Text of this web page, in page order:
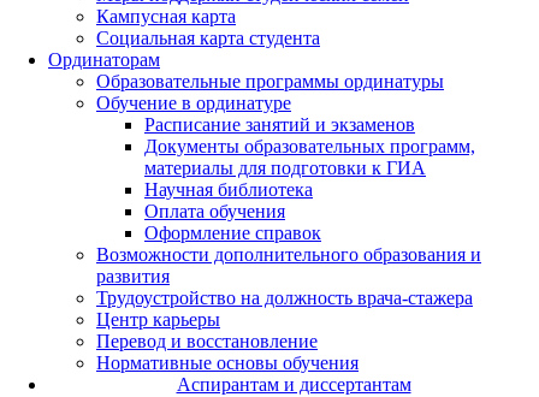
Кампусная карта
Социальная карта студента
Ординаторам
Образовательные программы ординатуры
Обучение в ординатуре
Расписание занятий и экзаменов
Документы образовательных программ,
материалы для подготовки к ГИА
Научная библиотека
Оплата обучения
Оформление справок
Возможности дополнительного образования и
развития
Трудоустройство на должность врача-стажера
Центр карьеры
Перевод и восстановление
Нормативные основы обучения
Аспирантам и диссертантам